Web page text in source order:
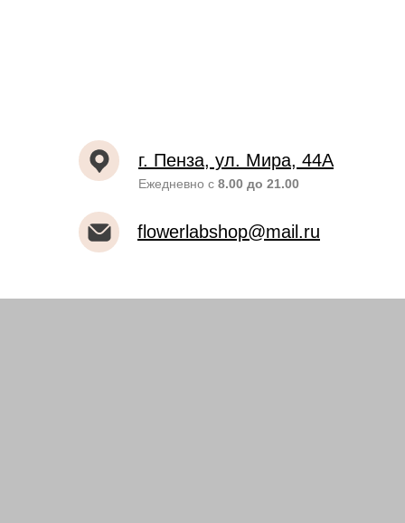
г. Пенза, ул. Мира, 44А
Ежедневно с 8.00 до 21.00
flowerlabshop@mail.ru